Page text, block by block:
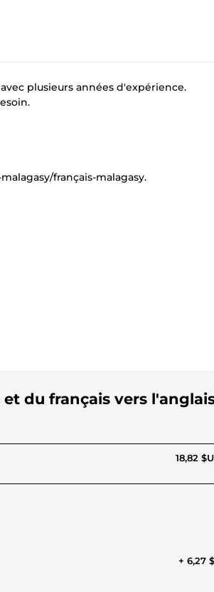
plusieurs années d'expérience.
français-malagasy.
du français vers
18,82
+ 6,27